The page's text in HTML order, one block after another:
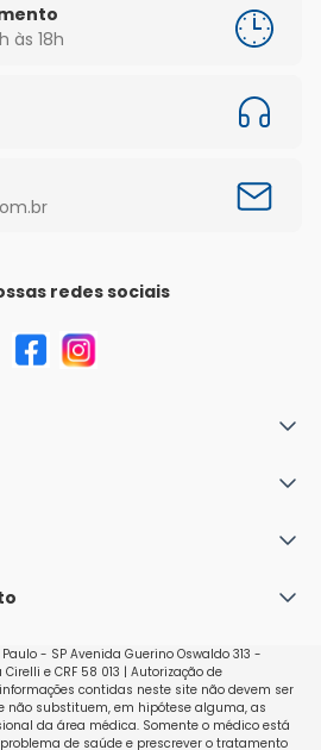
às 18h
redes sociais
- SP Avenida Guerino Oswaldo 313 -
e CRF 58 013 | Autorização de
contidas neste site não devem ser
não substituem, em hipótese alguma, as
da área médica. Somente o médico está
de saúde e prescrever o tratamento